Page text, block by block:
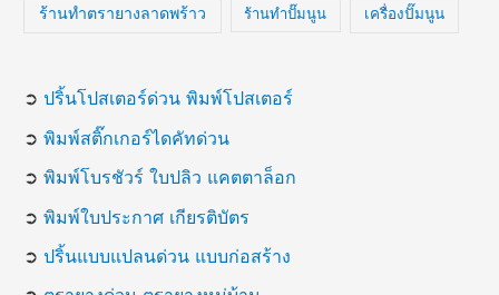
ร้านทำตรายางลาดพร้าว ร้านทำปั๊มนูน เครื่องปั๊มนูน
➲ปริ้นโปสเตอร์ด่วน พิมพ์โปสเตอร์
➲พิมพ์สติ๊กเกอร์ไดคัทด่วน
➲พิมพ์โบรชัวร์ ใบปลิว แคตตาล็อก
➲พิมพ์ใบประกาศ เกียรติบัตร
➲ปริ้นแบบแปลนด่วน แบบก่อสร้าง